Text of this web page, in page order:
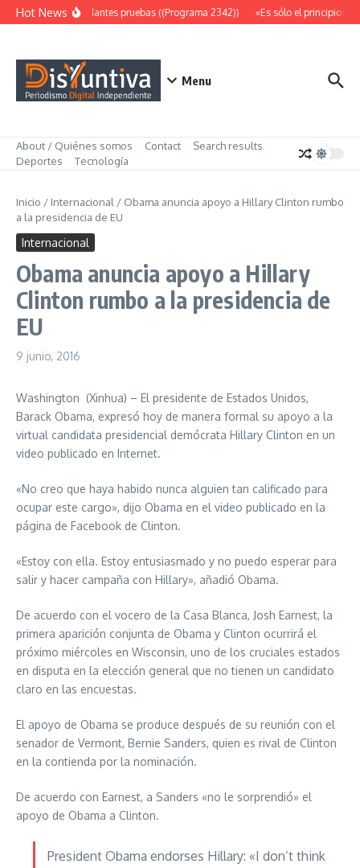
Saltar al contenido
Hot NewsAbundantes pruebas ((Programa 2342)) «Es sólo el principio»
Menu
About / Quiénes somos Contact
Search results
Deportes
Tecnología
Inicio / Internacional / Obama anuncia apoyo a Hillary Clinton rumbo
a la presidencia de EU
Internacional
Obama anuncia apoyo a Hillary
Clinton rumbo a la presidencia de
EU
9 junio, 2016
Washington (Xinhua) – El presidente de Estados Unidos,
Barack Obama, expresó hoy de manera formal su apoyo a la
virtual candidata presidencial demócrata Hillary Clinton en un
video publicado en Internet.
«No creo que haya habido nunca alguien tan calificado para
ocupar este cargo», dijo Obama en el video publicado en la
página de Facebook de Clinton.
«Estoy con ella. Estoy entusiasmado y no puedo esperar para
salir y hacer campaña con Hillary», añadió Obama.
De acuerdo con el vocero de la Casa Blanca, Josh Earnest, la
primera aparición conjunta de Obama y Clinton ocurrirá el
próximo miércoles en Wisconsin, uno de los cruciales estados
en disputa en la elección general que no tienen un candidato
claro en las encuestas.
El apoyo de Obama se produce después de su reunión con el
senador de Vermont, Bernie Sanders, quien es rival de Clinton
en la contienda por la nominación.
De acuerdo con Earnest, a Sanders «no le sorprendió» el
apoyo de Obama a Clinton.
President Obama endorses Hillary: «I don’t think